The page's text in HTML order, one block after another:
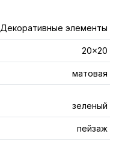
Декоративные элементы
20x20
матовая
зеленый
пейзаж